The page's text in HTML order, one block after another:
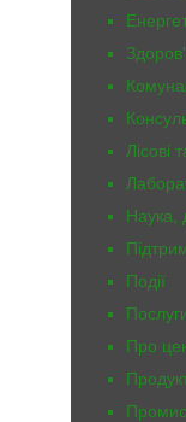
Лісові
Наука,
Події
Про